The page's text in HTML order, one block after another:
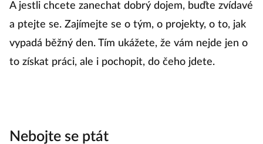
A jestli chcete zanechat dobrý dojem, buďte zvídavé
a ptejte se. Zajímejte se o tým, o projekty, o to, jak
vypadá běžný den. Tím ukážete, že vám nejde jen o
to získat práci, ale i pochopit, do čeho jdete.
Nebojte se ptát